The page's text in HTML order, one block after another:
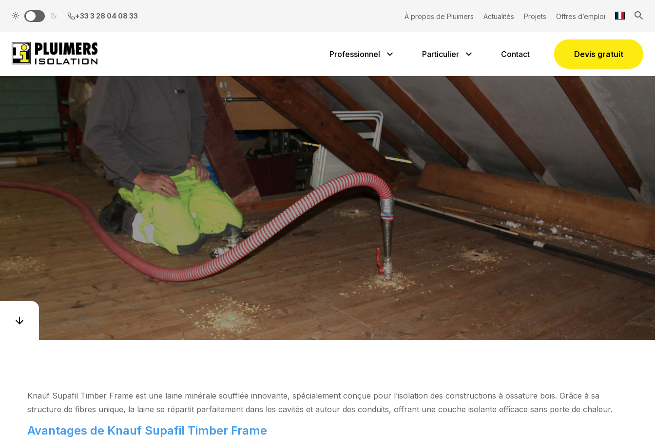
+33 3 28 04 08 33 À propos de Pluimers Actualités Projets Offres d’emploi
Professionnel Particulier Contact Devis gratuit
Knauf Supafil Timber Frame est une laine minérale soufflée innovante, spécialement conçue pour l’isolation des constructions à ossature bois. Grâce à sa
structure de fibres unique, la laine se répartit parfaitement dans les cavités et autour des conduits, offrant une couche isolante efficace sans perte de chaleur.
Avantages de Knauf Supafil Timber Frame